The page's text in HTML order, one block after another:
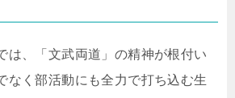
は、「文武両道」の精神が根付い
なく部活動にも全力で打ち込む生